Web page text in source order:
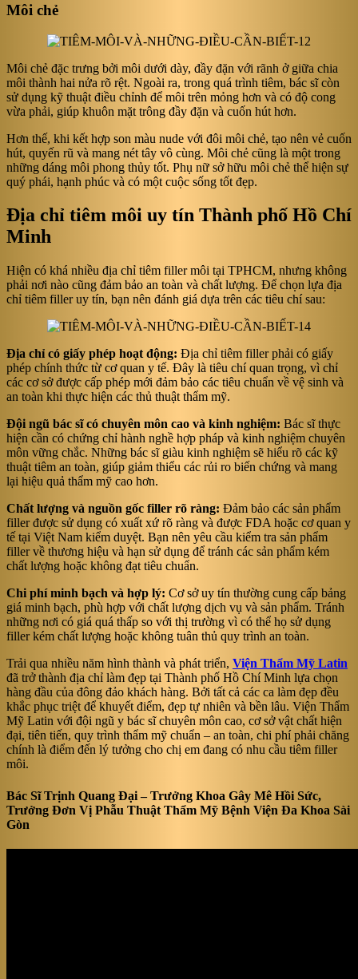
Môi chẻ
Môi chẻ đặc trưng bởi môi dưới dày, đầy đặn với rãnh ở giữa chia
môi thành hai nửa rõ rệt. Ngoài ra, trong quá trình tiêm, bác sĩ còn
sử dụng kỹ thuật điều chỉnh để môi trên mỏng hơn và có độ cong
vừa phải, giúp khuôn mặt trông đầy đặn và cuốn hút hơn.
Hơn thế, khi kết hợp son màu nude với đôi môi chẻ, tạo nên vẻ cuốn
hút, quyến rũ và mang nét tây vô cùng. Môi chẻ cũng là một trong
những dáng môi phong thủy tốt. Phụ nữ sở hữu môi chẻ thể hiện sự
quý phái, hạnh phúc và có một cuộc sống tốt đẹp.
Địa chỉ tiêm môi uy tín Thành phố Hồ Chí
Minh
Hiện có khá nhiều địa chỉ tiêm filler môi tại TPHCM, nhưng không
phải nơi nào cũng đảm bảo an toàn và chất lượng. Để chọn lựa địa
chỉ tiêm filler uy tín, bạn nên đánh giá dựa trên các tiêu chí sau:
Địa chỉ có giấy phép hoạt động: Địa chỉ tiêm filler phải có giấy
phép chính thức từ cơ quan y tế. Đây là tiêu chí quan trọng, vì chỉ
các cơ sở được cấp phép mới đảm bảo các tiêu chuẩn về vệ sinh và
an toàn khi thực hiện các thủ thuật thẩm mỹ​.
Đội ngũ bác sĩ có chuyên môn cao và kinh nghiệm: Bác sĩ thực
hiện cần có chứng chỉ hành nghề hợp pháp và kinh nghiệm chuyên
môn vững chắc. Những bác sĩ giàu kinh nghiệm sẽ hiểu rõ các kỹ
thuật tiêm an toàn, giúp giảm thiểu các rủi ro biến chứng và mang
lại hiệu quả thẩm mỹ cao hơn​.
Chất lượng và nguồn gốc filler rõ ràng: Đảm bảo các sản phẩm
filler được sử dụng có xuất xứ rõ ràng và được FDA hoặc cơ quan y
tế tại Việt Nam kiểm duyệt. Bạn nên yêu cầu kiểm tra sản phẩm
filler về thương hiệu và hạn sử dụng để tránh các sản phẩm kém
chất lượng hoặc không đạt tiêu chuẩn​.
Chi phí minh bạch và hợp lý: Cơ sở uy tín thường cung cấp bảng
giá minh bạch, phù hợp với chất lượng dịch vụ và sản phẩm. Tránh
những nơi có giá quá thấp so với thị trường vì có thể họ sử dụng
filler kém chất lượng hoặc không tuân thủ quy trình an toàn​.
Trải qua nhiều năm hình thành và phát triển, Viện Thẩm Mỹ Latin
đã trở thành địa chỉ làm đẹp tại Thành phố Hồ Chí Minh lựa chọn
hàng đầu của đông đảo khách hàng. Bởi tất cả các ca làm đẹp đều
khắc phục triệt để khuyết điểm, đẹp tự nhiên và bền lâu. Viện Thẩm
Mỹ Latin với đội ngũ y bác sĩ chuyên môn cao, cơ sở vật chất hiện
đại, tiên tiến, quy trình thẩm mỹ chuẩn – an toàn, chi phí phải chăng
chính là điểm đến lý tưởng cho chị em đang có nhu cầu tiêm filler
môi.
Bác Sĩ Trịnh Quang Đại – Trưởng Khoa Gây Mê Hồi Sức,
Trưởng Đơn Vị Phẫu Thuật Thẩm Mỹ Bệnh Viện Đa Khoa Sài
Gòn